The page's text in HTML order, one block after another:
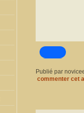
Publié par
commenter cet